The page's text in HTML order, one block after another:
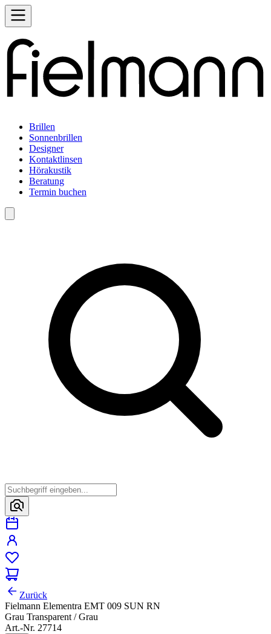
Brillen
Sonnenbrillen
Designer
Kontaktlinsen
Hörakustik
Beratung
Termin buchen
Zurück
Fielmann Elementra EMT 009 SUN RN
Grau Transparent / Grau
Art.-Nr. 27714